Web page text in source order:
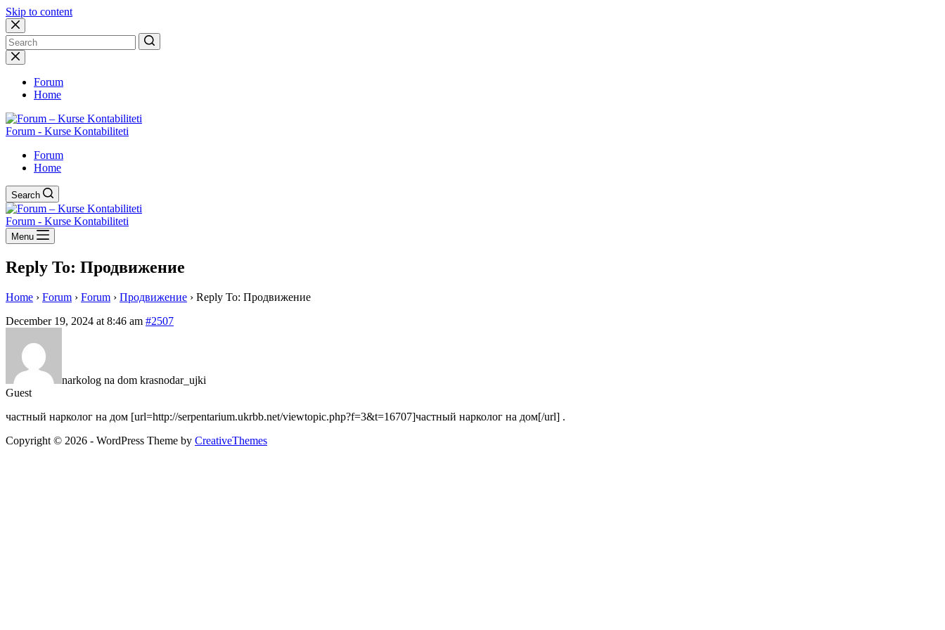
Skip to content
No
results
Forum
Home
Forum - Kurse Kontabiliteti
Forum
Home
Search
Forum - Kurse Kontabiliteti
Menu
Reply To: Продвижение
Home › Forum › Forum › Продвижение › Reply To: Продвижение
December 19, 2024 at 8:46 am #2507
narkolog na dom krasnodar_ujki
Guest
частный нарколог на дом [url=http://serpentarium.ukrbb.net/viewtopic.php?f=3&t=16707]частный нарколог на дом[/url] .
Copyright © 2026 - WordPress Theme by CreativeThemes